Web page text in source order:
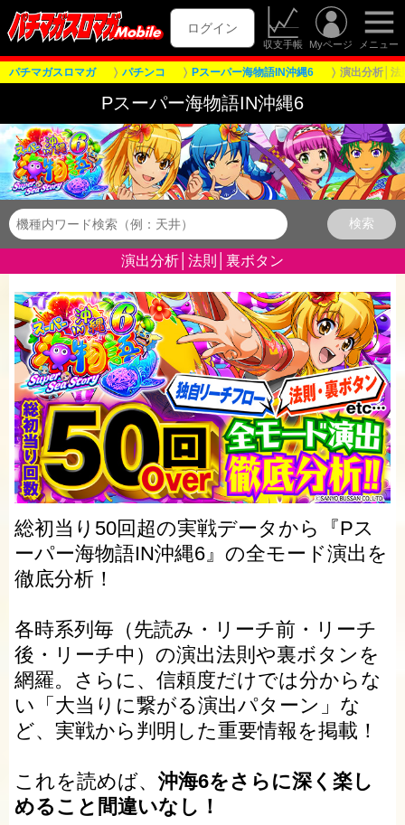
ログイン
収支手帳 Myページ メニュー
パチマガスロマガ パチンコ Pスーパー海物語IN沖縄6 演出分析│法
Pスーパー海物語IN沖縄6
演出分析│法則│裏ボタン
総初当り50回超の実戦データから『Pス
ーパー海物語IN沖縄6』の全モード演出を
徹底分析！
各時系列毎（先読み・リーチ前・リーチ
後・リーチ中）の演出法則や裏ボタンを
網羅。さらに、信頼度だけでは分からな
い「大当りに繋がる演出パターン」な
ど、実戦から判明した重要情報を掲載！
これを読めば、 沖海6をさらに深く楽し
めること間違いなし！